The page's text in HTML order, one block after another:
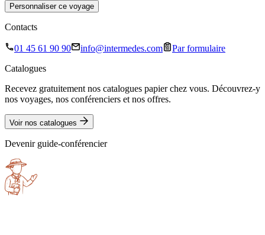
Personnaliser ce voyage
Contacts
01 45 61 90 90 info@intermedes.com
Par formulaire
Catalogues
Recevez gratuitement nos catalogues papier chez vous. Découvrez-y
nos voyages, nos conférenciers et nos offres.
Voir nos catalogues
Devenir guide-conférencier